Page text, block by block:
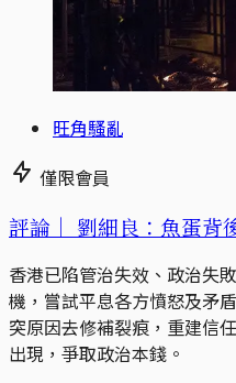
旺角騷亂
僅限會員
評論｜ 劉細良：魚蛋
香港已陷管治失效、政治失
機，嘗試平息各方憤怒及矛
突原因去修補裂痕，重建信
出現，爭取政治本錢。